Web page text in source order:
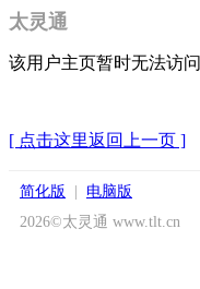
太灵通
该用户主页暂时无法访问
[ 点击这里返回上一页 ]
简化版
电脑版
2026©太灵通 www.tlt.cn